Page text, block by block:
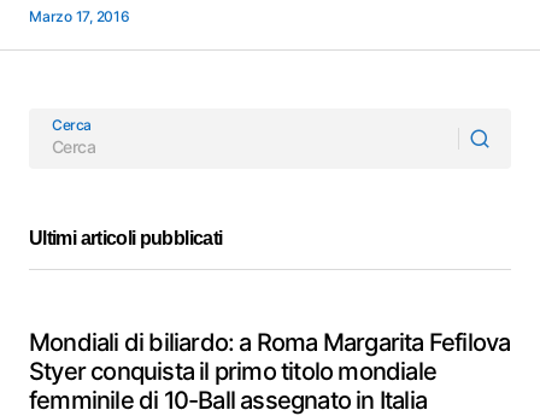
Marzo 17, 2016
Cerca
Ultimi articoli pubblicati
Mondiali di biliardo: a Roma Margarita Fefilova
Styer conquista il primo titolo mondiale
femminile di 10-Ball assegnato in Italia